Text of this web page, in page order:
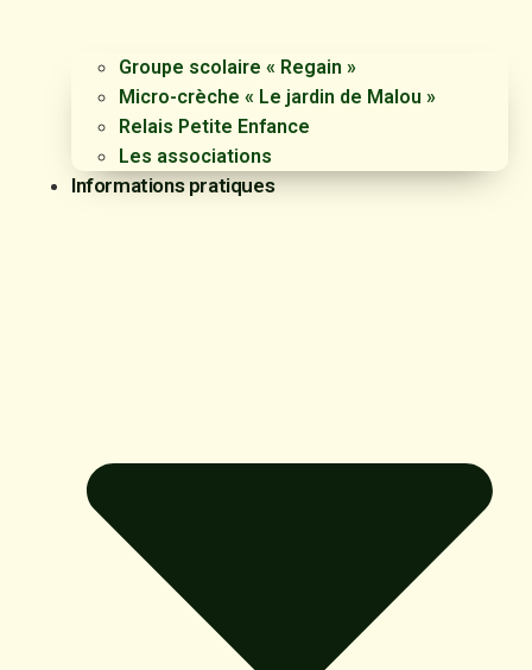
Groupe scolaire « Regain »
Micro-crèche « Le jardin de Malou »
Relais Petite Enfance
Les associations
Informations pratiques